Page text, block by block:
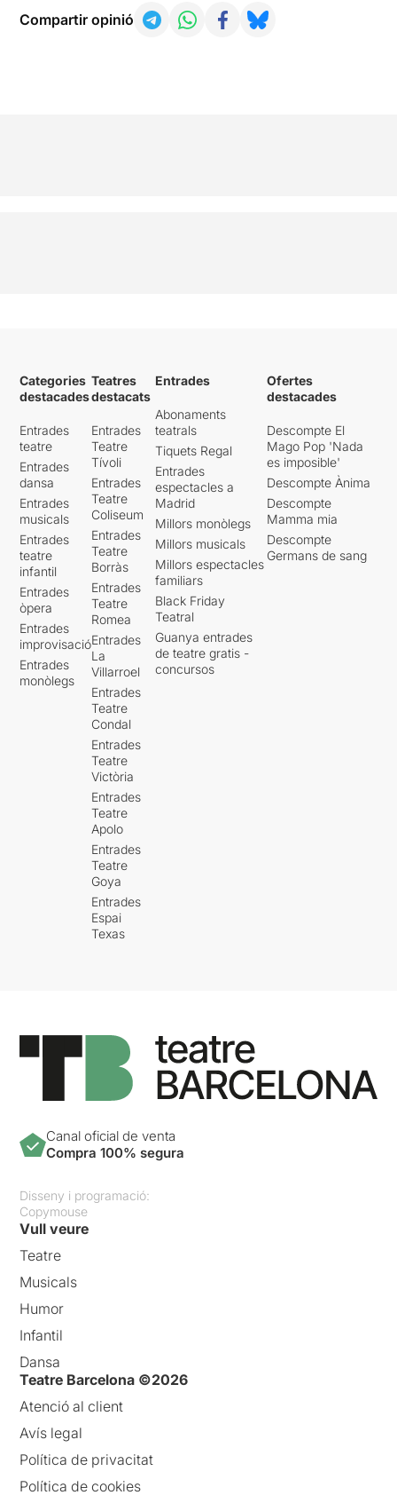
Compartir opinió
Categories
destacades
Entrades
teatre
Entrades
dansa
Entrades
musicals
Entrades
teatre
infantil
Entrades
òpera
Entrades
improvisació
Entrades
monòlegs
Teatres
destacats
Entrades
Teatre
Tívoli
Entrades
Teatre
Coliseum
Entrades
Teatre
Borràs
Entrades
Teatre
Romea
Entrades
La
Villarroel
Entrades
Teatre
Condal
Entrades
Teatre
Victòria
Entrades
Teatre
Apolo
Entrades
Teatre
Goya
Entrades
Espai
Texas
Entrades
Abonaments
teatrals
Tiquets Regal
Entrades
espectacles a
Madrid
Millors monòlegs
Millors musicals
Millors espectacles
familiars
Black Friday
Teatral
Guanya entrades
de teatre gratis -
concursos
Ofertes
destacades
Descompte El
Mago Pop 'Nada
es imposible'
Descompte Ànima
Descompte
Mamma mia
Descompte
Germans de sang
Canal oficial de venta
Compra 100% segura
Disseny i programació:
Copymouse
Vull veure
Teatre
Musicals
Humor
Infantil
Dansa
Teatre Barcelona ©2026
Atenció al client
Avís legal
Política de privacitat
Política de cookies